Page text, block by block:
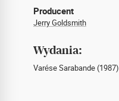
Producent
Jerry Goldsmith
Wydania:
Varése Sarabande (1987)